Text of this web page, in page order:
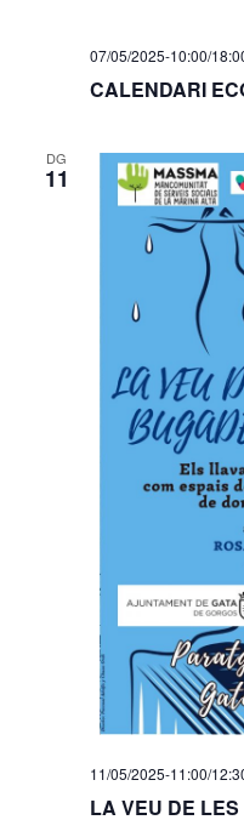
CALENDARI
07/05/2025-10:00/
DG
11
LA VEU DE
11/05/2025-11:00/